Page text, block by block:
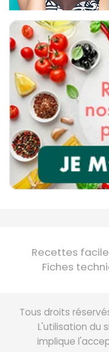
Recettes
Fiches
Tous droits
L'utilisation du
implique